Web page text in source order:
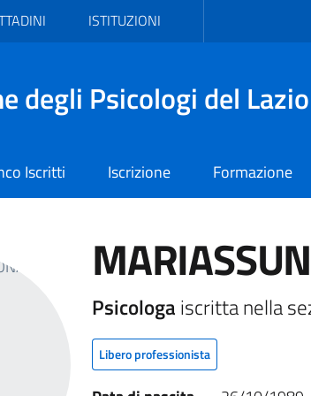
ISTITUZIONI
degli Psicologi del Lazio
Iscritti Iscrizione Formazione
Psicologa iscritta nella
Libero professionista